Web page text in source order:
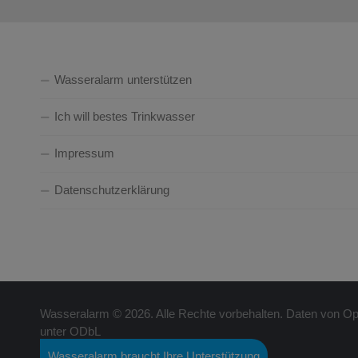
Wasseralarm unterstützen
Ich will bestes Trinkwasser
Impressum
Datenschutzerklärung
Wasseralarm © 2026. Alle Rechte vorbehalten. Daten von
unter ODbL